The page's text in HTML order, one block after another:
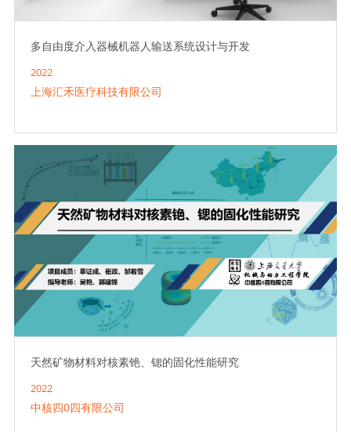
多自由度介入器械机器人输送系统设计与开发
2022
上海汇禾医疗科技有限公司
天然矿物材料对核素铯、锶的固化性能研究
2022
中核四0四有限公司